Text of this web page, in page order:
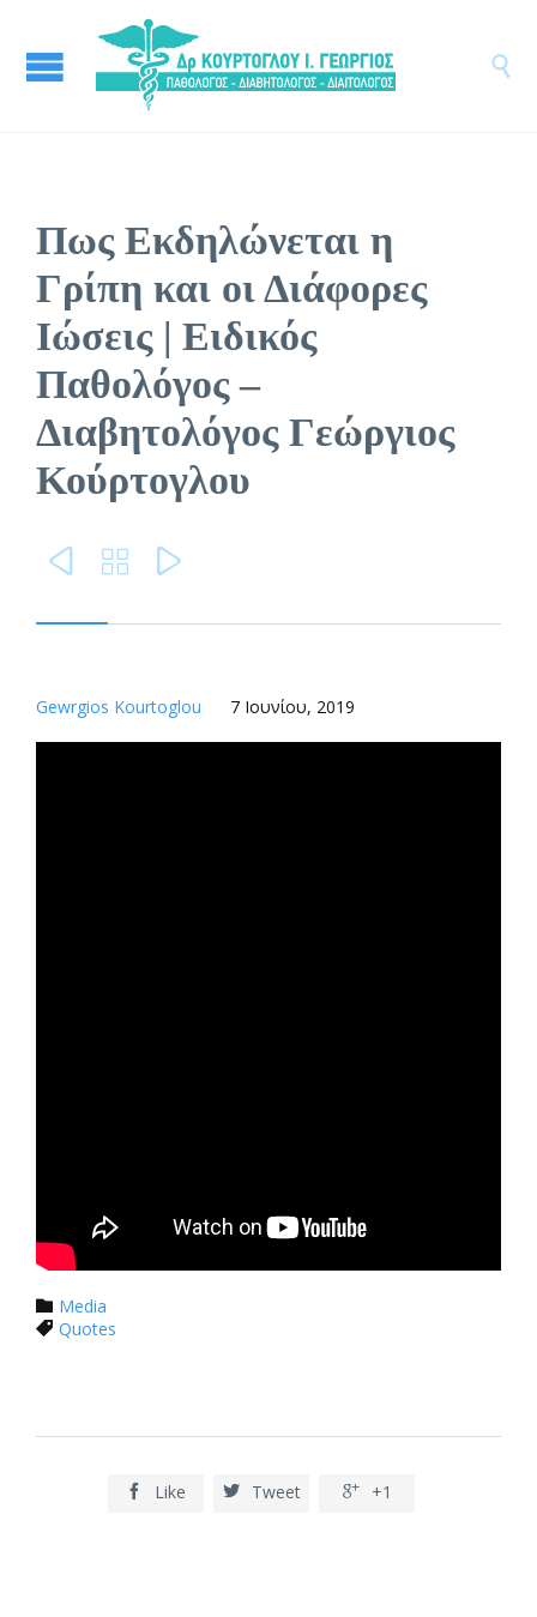

Πως Εκδηλώνεται η
Γρίπη και οι Διάφορες
Ιώσεις | Ειδικός
Παθολόγος –
Διαβητολόγος Γεώργιος
Κούρτογλου
  
Gewrgios Kourtoglou 7 Ιουνίου, 2019
 Category
Media
 Tags
Quotes
 Like  Tweet  +1